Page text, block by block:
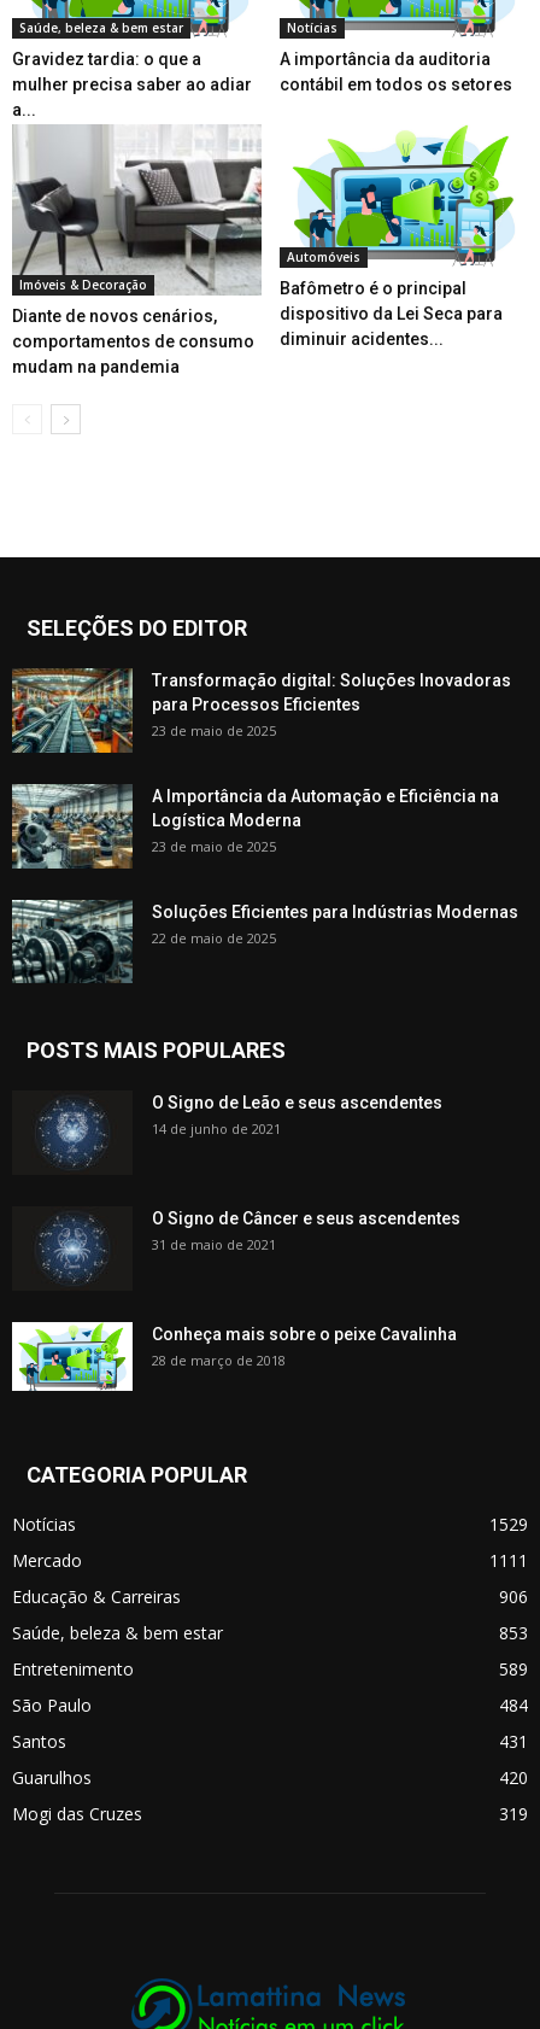
Saúde, beleza & bem estar
Gravidez tardia: o que a
mulher precisa saber ao adiar
a...
Notícias
A importância da auditoria
contábil em todos os setores
Imóveis & Decoração
Diante de novos cenários,
comportamentos de consumo
mudam na pandemia
Automóveis
Bafômetro é o principal
dispositivo da Lei Seca para
diminuir acidentes...
SELEÇÕES DO EDITOR
Transformação digital: Soluções Inovadoras
para Processos Eficientes
23 de maio de 2025
A Importância da Automação e Eficiência na
Logística Moderna
23 de maio de 2025
Soluções Eficientes para Indústrias Modernas
22 de maio de 2025
POSTS MAIS POPULARES
O Signo de Leão e seus ascendentes
14 de junho de 2021
O Signo de Câncer e seus ascendentes
31 de maio de 2021
Conheça mais sobre o peixe Cavalinha
28 de março de 2018
CATEGORIA POPULAR
Notícias
1529
Mercado
1111
Educação & Carreiras
906
Saúde, beleza & bem estar
853
Entretenimento
589
São Paulo
484
Santos
431
Guarulhos
420
Mogi das Cruzes
319